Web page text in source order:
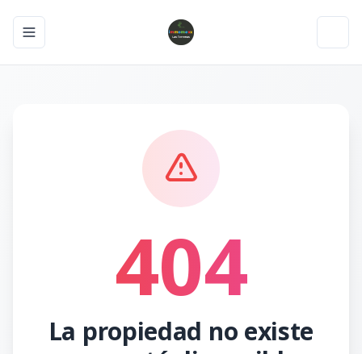
Toggle navigation menu
404
La propiedad no existe